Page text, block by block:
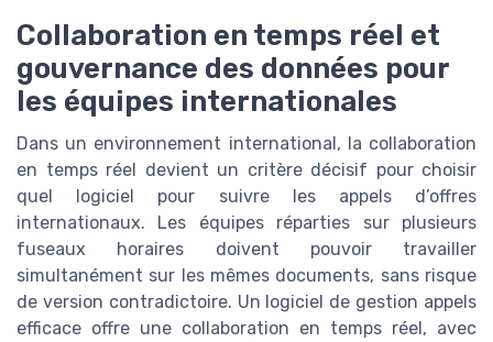
Collaboration en temps réel et
gouvernance des données pour
les équipes internationales
Dans un environnement international, la collaboration
en temps réel devient un critère décisif pour choisir
quel logiciel pour suivre les appels d’offres
internationaux. Les équipes réparties sur plusieurs
fuseaux horaires doivent pouvoir travailler
simultanément sur les mêmes documents, sans risque
de version contradictoire. Un logiciel de gestion appels
efficace offre une collaboration en temps réel, avec